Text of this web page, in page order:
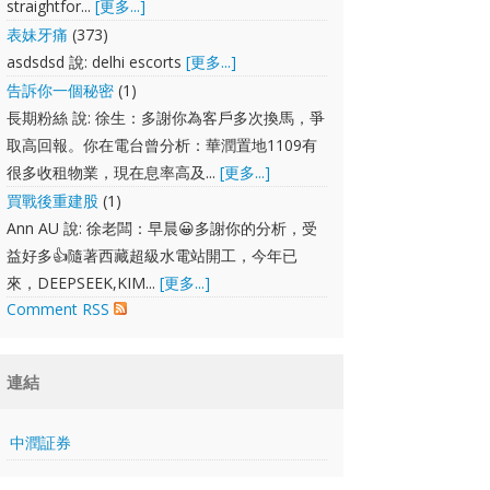
straightfor...[更多...]
表妹牙痛 (373)
asdsdsd 說: delhi escorts[更多...]
告訴你一個秘密 (1)
長期粉絲 說: 徐生：多謝你為客戶多次換馬，爭
取高回報。你在電台曾分析：華潤置地1109有
很多收租物業，現在息率高及...[更多...]
買戰後重建股 (1)
Ann AU 說: 徐老闆：早晨😀多謝你的分析，受
益好多👍隨著西藏超級水電站開工，今年已
來，DEEPSEEK,KIM...[更多...]
Comment RSS
連結
中潤証券